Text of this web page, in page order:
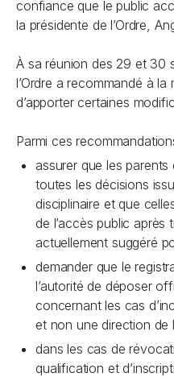
confiance que le public
la présidente de l’Ordre,
À sa réunion des 29 et 30
l’Ordre a recommandé à la
d’apporter certaines
Parmi ces
assurer que les
toutes les décisions
disciplinaire et que
de l’accès public
actuellement suggéré
demander que le
l’autorité de déposer
concernant les cas
et non une direction de
dans les cas de
qualification et